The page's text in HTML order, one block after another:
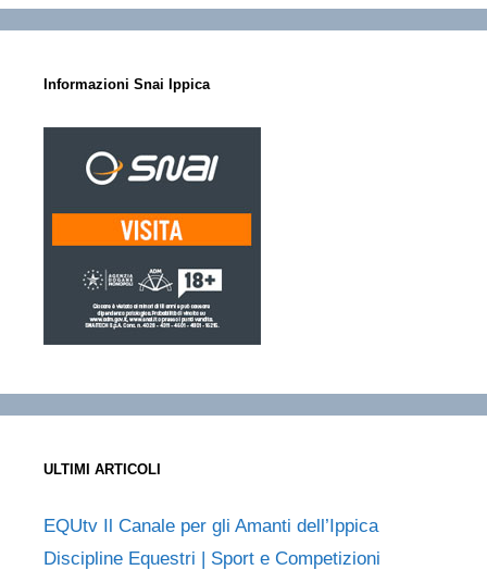
Informazioni Snai Ippica
ULTIMI ARTICOLI
EQUtv Il Canale per gli Amanti dell’Ippica
Discipline Equestri | Sport e Competizioni